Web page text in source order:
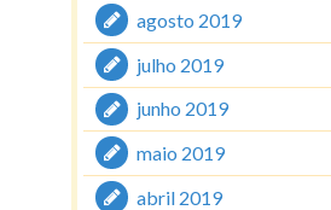
agosto 2019
julho 2019
junho 2019
maio 2019
abril 2019